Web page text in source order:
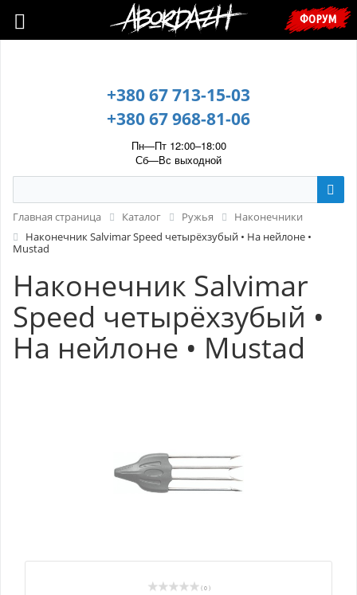
🇺🇦 У зв’язку з воєнним станом, прохання уточнювати ціну та
наявність у менеджера. 🇺🇦
+380 67 713-15-03
+380 67 968-81-06
Пн—Пт 12:00–18:00
Сб—Вс выходной
ФОРУМ
Главная страница Каталог Ружья
Наконечники
Наконечник Salvimar Speed четырёхзубый • На нейлоне •
Mustad
Наконечник Salvimar
Speed четырёхзубый •
На нейлоне • Mustad
( 0 )